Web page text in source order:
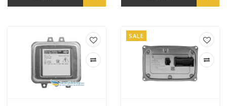
SALE